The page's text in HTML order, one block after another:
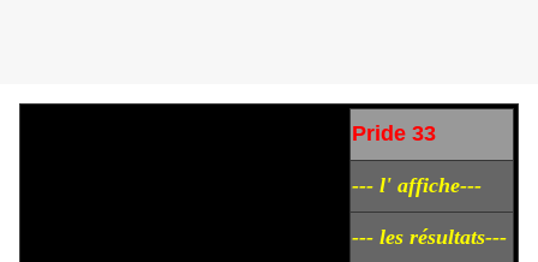
Pride 33
--- l' affiche---
--- les résultats---